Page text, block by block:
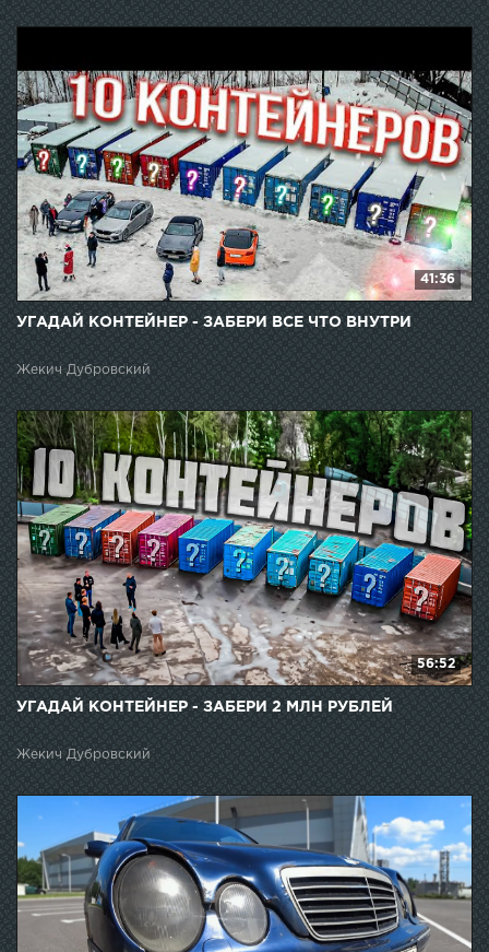
41:36
УГАДАЙ КОНТЕЙНЕР - ЗАБЕРИ ВСЕ ЧТО ВНУТРИ
Жекич Дубровский
56:52
УГАДАЙ КОНТЕЙНЕР - ЗАБЕРИ 2 МЛН РУБЛЕЙ
Жекич Дубровский